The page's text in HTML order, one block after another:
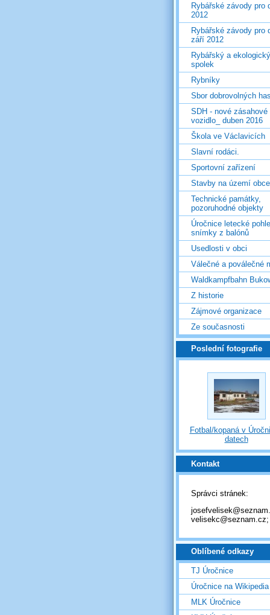
Rybářské závody pro
2012
Rybářské závody pro
září 2012
Rybářský a ekologický
spolek
Rybníky
Sbor dobrovolných
SDH - nové zásahové
vozidlo_ duben 2016
Škola ve Václavicích
Slavní rodáci.
Sportovní zařízení
Stavby na území obce
Technické památky,
pozoruhodné objekty
Úročnice letecké
snímky z balónů
Usedlosti v obci
Válečné a poválečné
Waldkampfbahn
Z historie
Zájmové organizace
Ze současnosti
Poslední fotografie
Fotbal/kopaná v
datech
Kontakt
Správci stránek:
velisekc@seznam.cz;
Oblíbené odkazy
TJ Úročnice
Úročnice na Wikipedia
MLK Úročnice